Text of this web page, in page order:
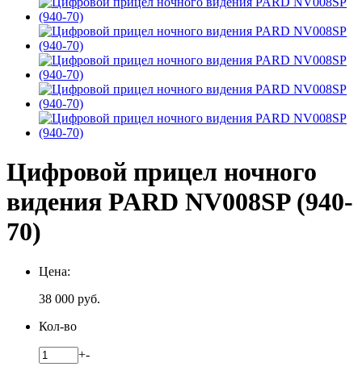
Цифровой прицел ночного
видения PARD NV008SP (940-
70)
Цена:
38 000 руб.
Кол-во
+-